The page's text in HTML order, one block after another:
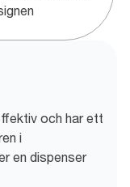
och har ett
i
en dispenser